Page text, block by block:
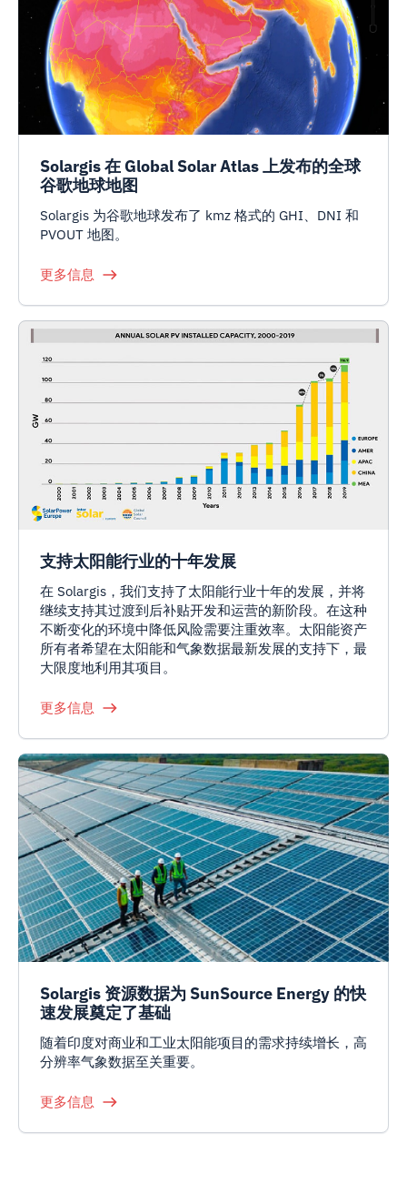
Solargis 在 Global Solar Atlas 上发布的全球
谷歌地球地图
Solargis 为谷歌地球发布了 kmz 格式的 GHI、DNI 和
PVOUT 地图。
更多信息
支持太阳能行业的十年发展
在 Solargis，我们支持了太阳能行业十年的发展，并将
继续支持其过渡到后补贴开发和运营的新阶段。在这种
不断变化的环境中降低风险需要注重效率。太阳能资产
所有者希望在太阳能和气象数据最新发展的支持下，最
大限度地利用其项目。
更多信息
Solargis 资源数据为 SunSource Energy 的快
速发展奠定了基础
随着印度对商业和工业太阳能项目的需求持续增长，高
分辨率气象数据至关重要。
更多信息